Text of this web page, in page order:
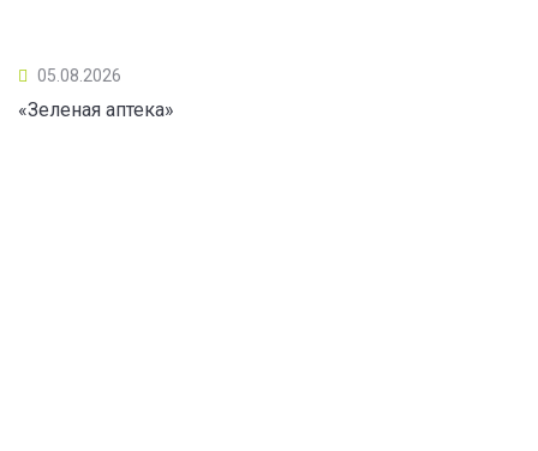
05.08.2026
«Зеленая аптека»